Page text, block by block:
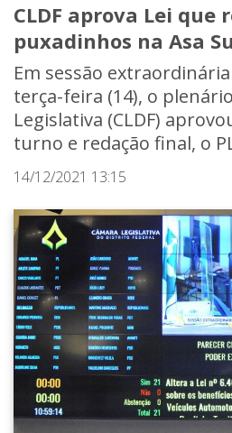
CLDF aprova Lei que
puxadinhos na Asa
Em sessão
terça-feira (14), o
Legislativa (CLDF)
turno e redação final, o
14/12/2021 13:15